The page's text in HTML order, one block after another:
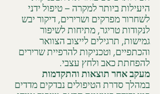
היעילות ביותר למקרה – טיפול ידני
לשחרור מפרקים ושרירים, דיקור יבש
לנקודות טריגר, מתיחות לשיפור
גמישות, תרגילים לייצוב הצוואר
והכתפיים, וטכניקות להרפיית שרירים
להפחתת כאב ולחץ עצבי.
מעקב אחר תוצאות והתקדמות
במהלך סדרת הטיפולים נבדקים מדדים